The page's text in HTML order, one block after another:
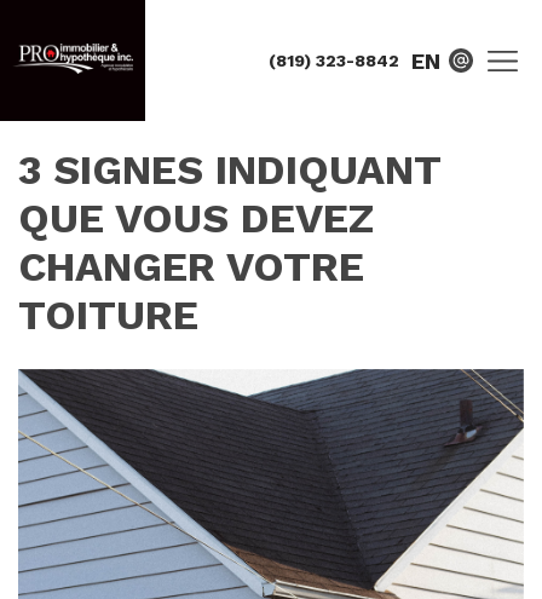
(819) 323-8842 EN
3 SIGNES INDIQUANT
QUE VOUS DEVEZ
CHANGER VOTRE
TOITURE